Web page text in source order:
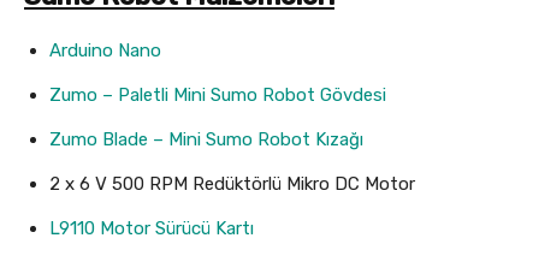
Arduino Nano
Zumo – Paletli Mini Sumo Robot Gövdesi
Zumo Blade – Mini Sumo Robot Kızağı
2 x 6 V 500 RPM Redüktörlü Mikro DC Motor
L9110 Motor Sürücü Kartı